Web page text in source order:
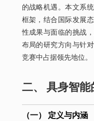
的战略机遇。本文系
框架，结合国际发展
性成果与面临的挑战
布局的研究方向与针
竞赛中占据领先地位。
二、 具身智
（一） 定义与内涵